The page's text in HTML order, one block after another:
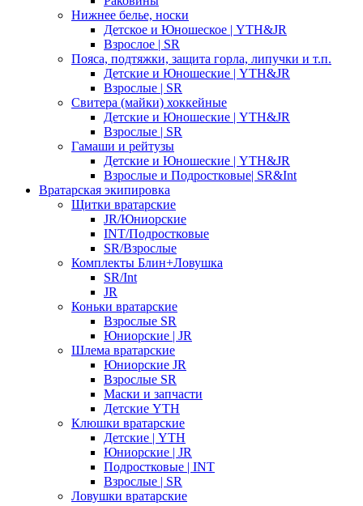
Нижнее белье, носки
Детское и Юношеское | YTH&JR
Взрослое | SR
Пояса, подтяжки, защита горла, липучки и т.п.
Детские и Юношеские | YTH&JR
Взрослые | SR
Свитера (майки) хоккейные
Детские и Юношеские | YTH&JR
Взрослые | SR
Гамаши и рейтузы
Детские и Юношеские | YTH&JR
Взрослые и Подростковые| SR&Int
Вратарская экипировка
Щитки вратарские
JR/Юниорские
INT/Подростковые
SR/Взрослые
Комплекты Блин+Ловушка
SR/Int
JR
Коньки вратарские
Взрослые SR
Юниорские | JR
Шлема вратарские
Юниорские JR
Взрослые SR
Маски и запчасти
Детские YTH
Клюшки вратарские
Детские | YTH
Юниорские | JR
Подростковые | INT
Взрослые | SR
Ловушки вратарские